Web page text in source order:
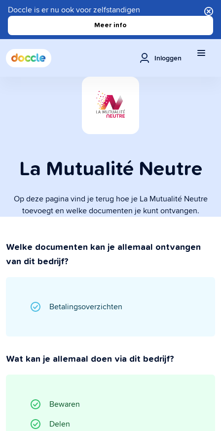
Doccle is er nu ook voor zelfstandigen
Meer info
Inloggen
La Mutualité Neutre
Op deze pagina vind je terug hoe je La Mutualité Neutre
toevoegt en welke documenten je kunt ontvangen.
Welke documenten kan je allemaal ontvangen
van dit bedrijf?
Betalingsoverzichten
Wat kan je allemaal doen via dit bedrijf?
Bewaren
Delen